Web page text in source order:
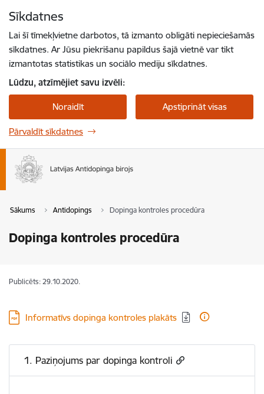
Sīkdatnes
Lai šī tīmekļvietne darbotos, tā izmanto obligāti nepieciešamās
sīkdatnes. Ar Jūsu piekrišanu papildus šajā vietnē var tikt
izmantotas statistikas un sociālo mediju sīkdatnes.
Lūdzu, atzīmējiet savu izvēli:
Noraidīt Apstiprināt visas
Pārvaldīt sīkdatnes
Sākums Antidopings Dopinga kontroles procedūra
Dopinga kontroles procedūra
Publicēts: 29.10.2020.
Lejupielādēt:
Informatīvs dopinga kontroles plakāts
1. Paziņojums par dopinga kontroli